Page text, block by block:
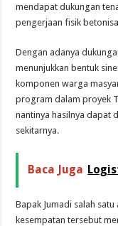
mendapat dukungan
pengerjaan fisik
Dengan adanya
menunjukkan bentuk
komponen warga
program dalam proyek
nantinya hasilnya dapat
sekitarnya.
Baca Juga
Bapak Jumadi salah
kesempatan tersebut